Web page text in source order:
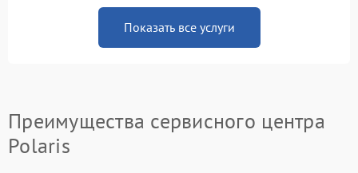
Показать все услуги
Преимущества сервисного центра
Polaris